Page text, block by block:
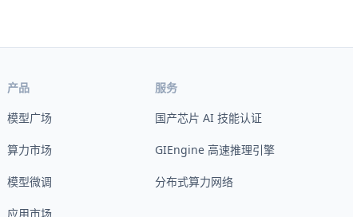
产品
模型广场
算力市场
模型微调
应用市场
服务
国产芯片 AI 技能认证
GIEngine 高速推理引擎
分布式算力网络